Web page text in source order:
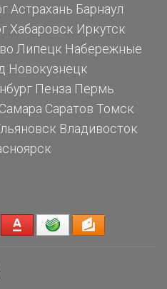
Астрахань Барнаул
Хабаровск Иркутск
Липецк Набережные
Новокузнецк
Пенза Пермь
Самара Саратов Томск
Владивосток